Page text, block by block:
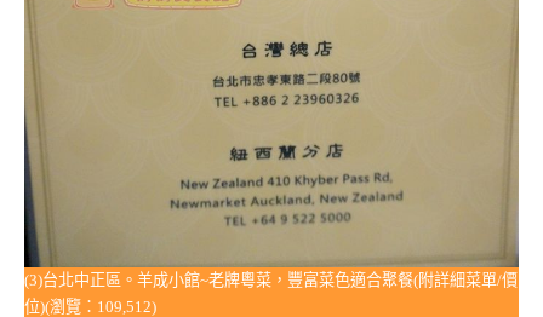
(3)台北中正區。羊成小館~老牌粵菜，豐富菜色適合聚餐(附詳細菜單/價
位)(瀏覽：109,512)